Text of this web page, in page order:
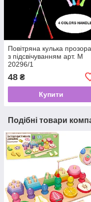
Повітряна кулька прозора
з підсвічуванням арт. М
20296/1
48 ₴
Купити
Подібні товари